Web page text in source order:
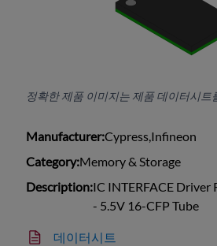
정확한 제품 이미지는 제품 데이터시트
Manufacturer:Cypress,Infineon
Category:Memory & Storage
Description:IC INTERFACE Driver
- 5.5V 16-CFP Tube
데이터시트